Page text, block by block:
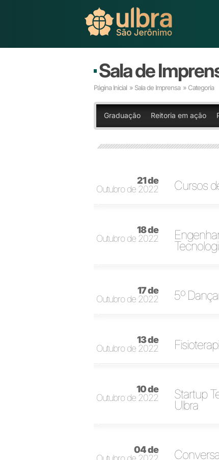
Sala de
Página Inicial » Sala de Imprensa » Categoria
Graduação Reitoria em ação
21 de
Outubro de 2022
Cursos
18 de
Outubro de 2022
17 de
Outubro de 2022
5º
13 de
Outubro de 2022
10 de
Outubro de 2022
Startup
Ulbra
04 de